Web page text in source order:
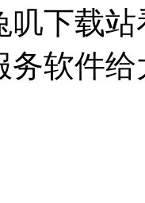
叽下载
务软件